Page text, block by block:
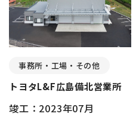
事務所・工場・その他
トヨタL&F広島備北営業所
竣工：2023年07月